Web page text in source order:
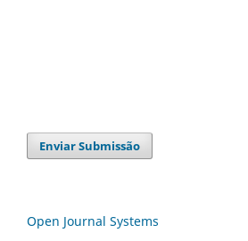
Enviar Submissão
Open Journal Systems